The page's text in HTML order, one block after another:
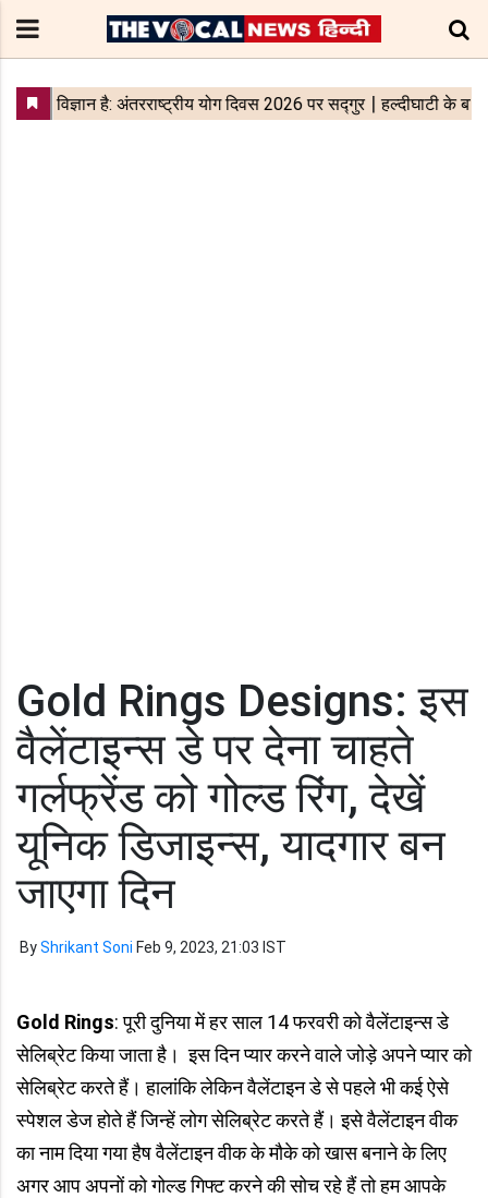
Gold Rings Designs: इस
वैलेंटाइन्स डे पर देना चाहते
गर्लफ्रेंड को गोल्ड रिंग, देखें
यूनिक डिजाइन्स, यादगार बन
जाएगा दिन
ByShrikant Soni Feb 9, 2023, 21:03 IST
Gold Rings: पूरी दुनिया में हर साल 14 फरवरी को वैलेंटाइन्स डे
सेलिब्रेट किया जाता है। इस दिन प्यार करने वाले जोड़े अपने प्यार को
सेलिब्रेट करते हैं। हालांकि लेकिन वैलेंटाइन डे से पहले भी कई ऐसे
स्पेशल डेज होते हैं जिन्हें लोग सेलिब्रेट करते हैं। इसे वैलेंटाइन वीक
का नाम दिया गया हैष वैलेंटाइन वीक के मौके को खास बनाने के लिए
अगर आप अपनों को गोल्ड गिफ्ट करने की सोच रहे हैं तो हम आपके